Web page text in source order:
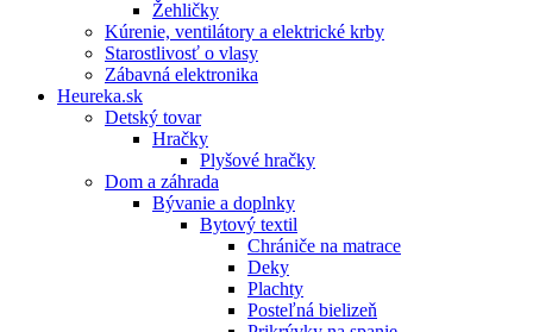
Žehličky
Kúrenie, ventilátory a elektrické krby
Starostlivosť o vlasy
Zábavná elektronika
Heureka.sk
Detský tovar
Hračky
Plyšové hračky
Dom a záhrada
Bývanie a doplnky
Bytový textil
Chrániče na matrace
Deky
Plachty
Posteľná bielizeň